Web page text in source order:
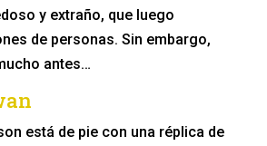
y extraño, que luego
de personas. Sin embargo,
antes…
está de pie con una réplica de